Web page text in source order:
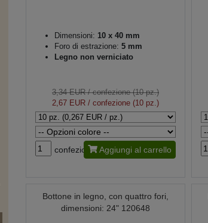
Dimensioni: 10 x 40 mm
Foro di estrazione: 5 mm
Legno non verniciato
3,34 EUR/ confezione (10 pz.)
2,67 EUR/ confezione (10 pz.)
confezione Aggiungi al carrello
Bottone in legno, con quattro fori,
dimensioni: 24" 120648